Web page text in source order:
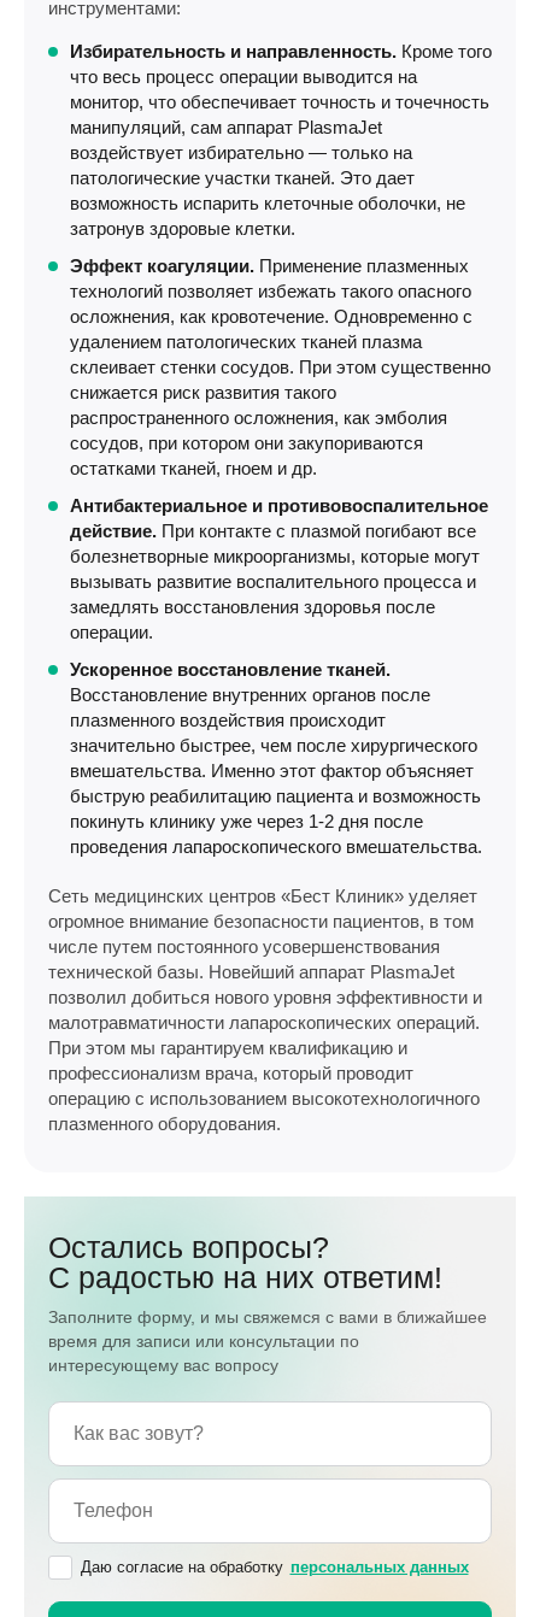
инструментами:
Избирательность и направленность. Кроме того
что весь процесс операции выводится на
монитор, что обеспечивает точность и точечность
манипуляций, сам аппарат PlasmaJet
воздействует избирательно — только на
патологические участки тканей. Это дает
возможность испарить клеточные оболочки, не
затронув здоровые клетки.
Эффект коагуляции. Применение плазменных
технологий позволяет избежать такого опасного
осложнения, как кровотечение. Одновременно с
удалением патологических тканей плазма
склеивает стенки сосудов. При этом существенно
снижается риск развития такого
распространенного осложнения, как эмболия
сосудов, при котором они закупориваются
остатками тканей, гноем и др.
Антибактериальное и противовоспалительное
действие. При контакте с плазмой погибают все
болезнетворные микроорганизмы, которые могут
вызывать развитие воспалительного процесса и
замедлять восстановления здоровья после
операции.
Ускоренное восстановление тканей.
Восстановление внутренних органов после
плазменного воздействия происходит
значительно быстрее, чем после хирургического
вмешательства. Именно этот фактор объясняет
быструю реабилитацию пациента и возможность
покинуть клинику уже через 1-2 дня после
проведения лапароскопического вмешательства.
Сеть медицинских центров «Бест Клиник» уделяет
огромное внимание безопасности пациентов, в том
числе путем постоянного усовершенствования
технической базы. Новейший аппарат PlasmaJet
позволил добиться нового уровня эффективности и
малотравматичности лапароскопических операций.
При этом мы гарантируем квалификацию и
профессионализм врача, который проводит
операцию с использованием высокотехнологичного
плазменного оборудования.
Остались вопросы?
С радостью на них ответим!
Заполните форму, и мы свяжемся с вами в ближайшее
время для записи или консультации по
интересующему вас вопросу
Даю согласие на обработку персональных данных